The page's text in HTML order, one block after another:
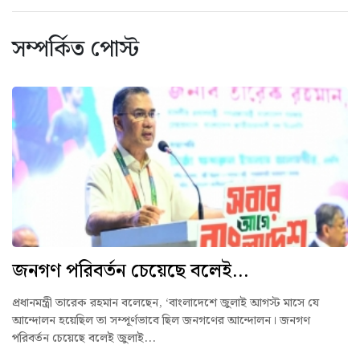
সম্পর্কিত পোস্ট
জনগণ পরিবর্তন চেয়েছে বলেই...
প্রধানমন্ত্রী তারেক রহমান বলেছেন, ‘বাংলাদেশে জুলাই আগস্ট মাসে যে
আন্দোলন হয়েছিল তা সম্পূর্ণভাবে ছিল জনগণের আন্দোলন। জনগণ
পরিবর্তন চেয়েছে বলেই জুলাই...